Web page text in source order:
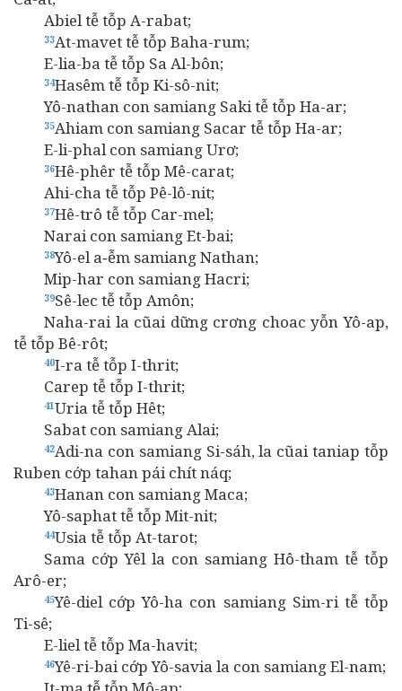
Abiel tễ tỗp A-rabat;
33At-mavet tễ tỗp Baha-rum;
E-lia-ba tễ tỗp Sa Al-bôn;
34Hasêm tễ tỗp Ki-sô-nit;
Yô-nathan con samiang Saki tễ tỗp Ha-ar;
35Ahiam con samiang Sacar tễ tỗp Ha-ar;
E-li-phal con samiang Urơ;
36Hê-phêr tễ tỗp Mê-carat;
Ahi-cha tễ tỗp Pê-lô-nit;
37Hê-trô tễ tỗp Car-mel;
Narai con samiang Et-bai;
38Yô-el a‑ễm samiang Nathan;
Mip-har con samiang Hacri;
39Sê-lec tễ tỗp Amôn;
Naha-rai la cũai dững crơng choac yỗn Yô-ap,
tễ tỗp Bê-rôt;
40I-ra tễ tỗp I-thrit;
Carep tễ tỗp I-thrit;
41Uria tễ tỗp Hêt;
Sabat con samiang Alai;
42Adi-na con samiang Si-sáh, la cũai taniap tỗp
Ruben cớp tahan pái chít náq;
43Hanan con samiang Maca;
Yô-saphat tễ tỗp Mit-nit;
44Usia tễ tỗp At-tarot;
Sama cớp Yêl la con samiang Hô-tham tễ tỗp
Arô-er;
45Yê-diel cớp Yô-ha con samiang Sim-ri tễ tỗp
Ti-sê;
E-liel tễ tỗp Ma-havit;
46Yê-ri-bai cớp Yô-savia la con samiang El-nam;